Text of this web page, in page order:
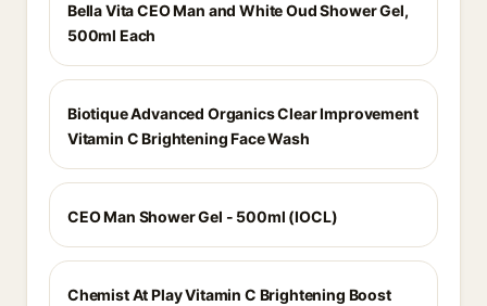
Bella Vita CEO Man and White Oud Shower Gel,
500ml Each
Biotique Advanced Organics Clear Improvement
Vitamin C Brightening Face Wash
CEO Man Shower Gel - 500ml (IOCL)
Chemist At Play Vitamin C Brightening Boost